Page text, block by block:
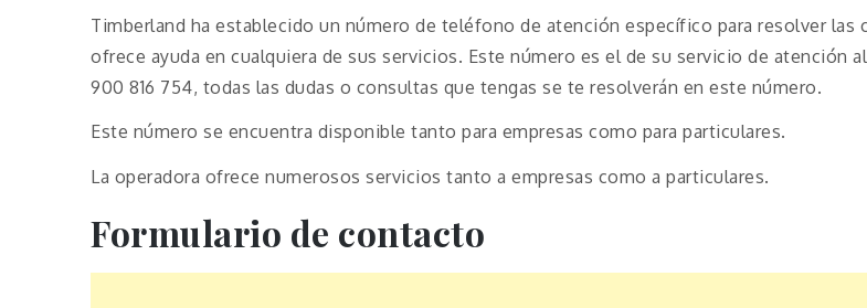
Timberland ha establecido un número de teléfono de atención específico para resolver las
ofrece ayuda en cualquiera de sus servicios. Este número es el de su servicio de atención
900 816 754, todas las dudas o consultas que tengas se te resolverán en este número.
Este número se encuentra disponible tanto para empresas como para particulares.
La operadora ofrece numerosos servicios tanto a empresas como a particulares.
Formulario de contacto